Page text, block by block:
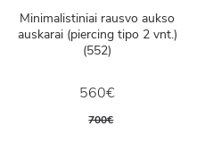
Minimalistiniai rausvo aukso
auskarai (piercing tipo 2 vnt.)
(552)
560€
700€